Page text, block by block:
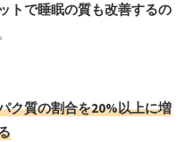
トで睡眠の質も改善するの
ク質の割合を20%以上に増